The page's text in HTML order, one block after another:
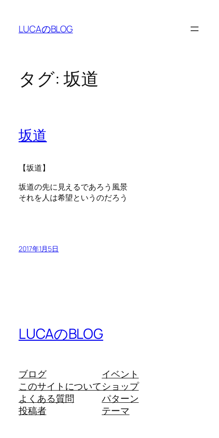
LUCAのBLOG
タグ: 坂道
坂道
【坂道】
坂道の先に見えるであろう風景
それを人は希望というのだろう
2017年1月5日
LUCAのBLOG
ブログ
このサイトについて
よくある質問
投稿者
イベント
ショップ
パターン
テーマ